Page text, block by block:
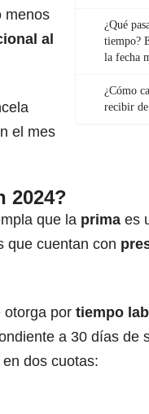
¿Qué
tiempo?
la fecha
¿Cómo
recibir
menos
al
el mes
2024?
que la prima es
que cuentan con
otorga por tiempo
a 30 días de
dos cuotas: